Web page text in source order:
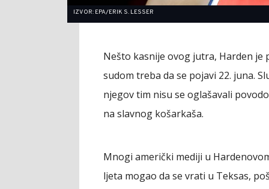
IZVOR: EPA/ERIK S. LESSER
Nešto kasnije ovog jutra, Harden je
sudom treba da se pojavi 22. juna.
njegov tim nisu se oglašavali
na slavnog košarkaša.
Mnogi američki mediji u
ljeta mogao da se vrati u Teksas,